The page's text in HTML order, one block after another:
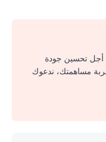
أجل تحسين جودة
مساهمتك، ندعوك